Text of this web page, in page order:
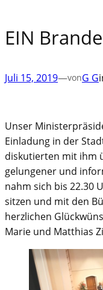
EIN
Juli 15, 2019—vonG G
Unser
Einladung in der
diskutierten mit ihm
gelungener und
nahm sich bis 22.30
sitzen und mit den
herzlichen
Marie und Matthias